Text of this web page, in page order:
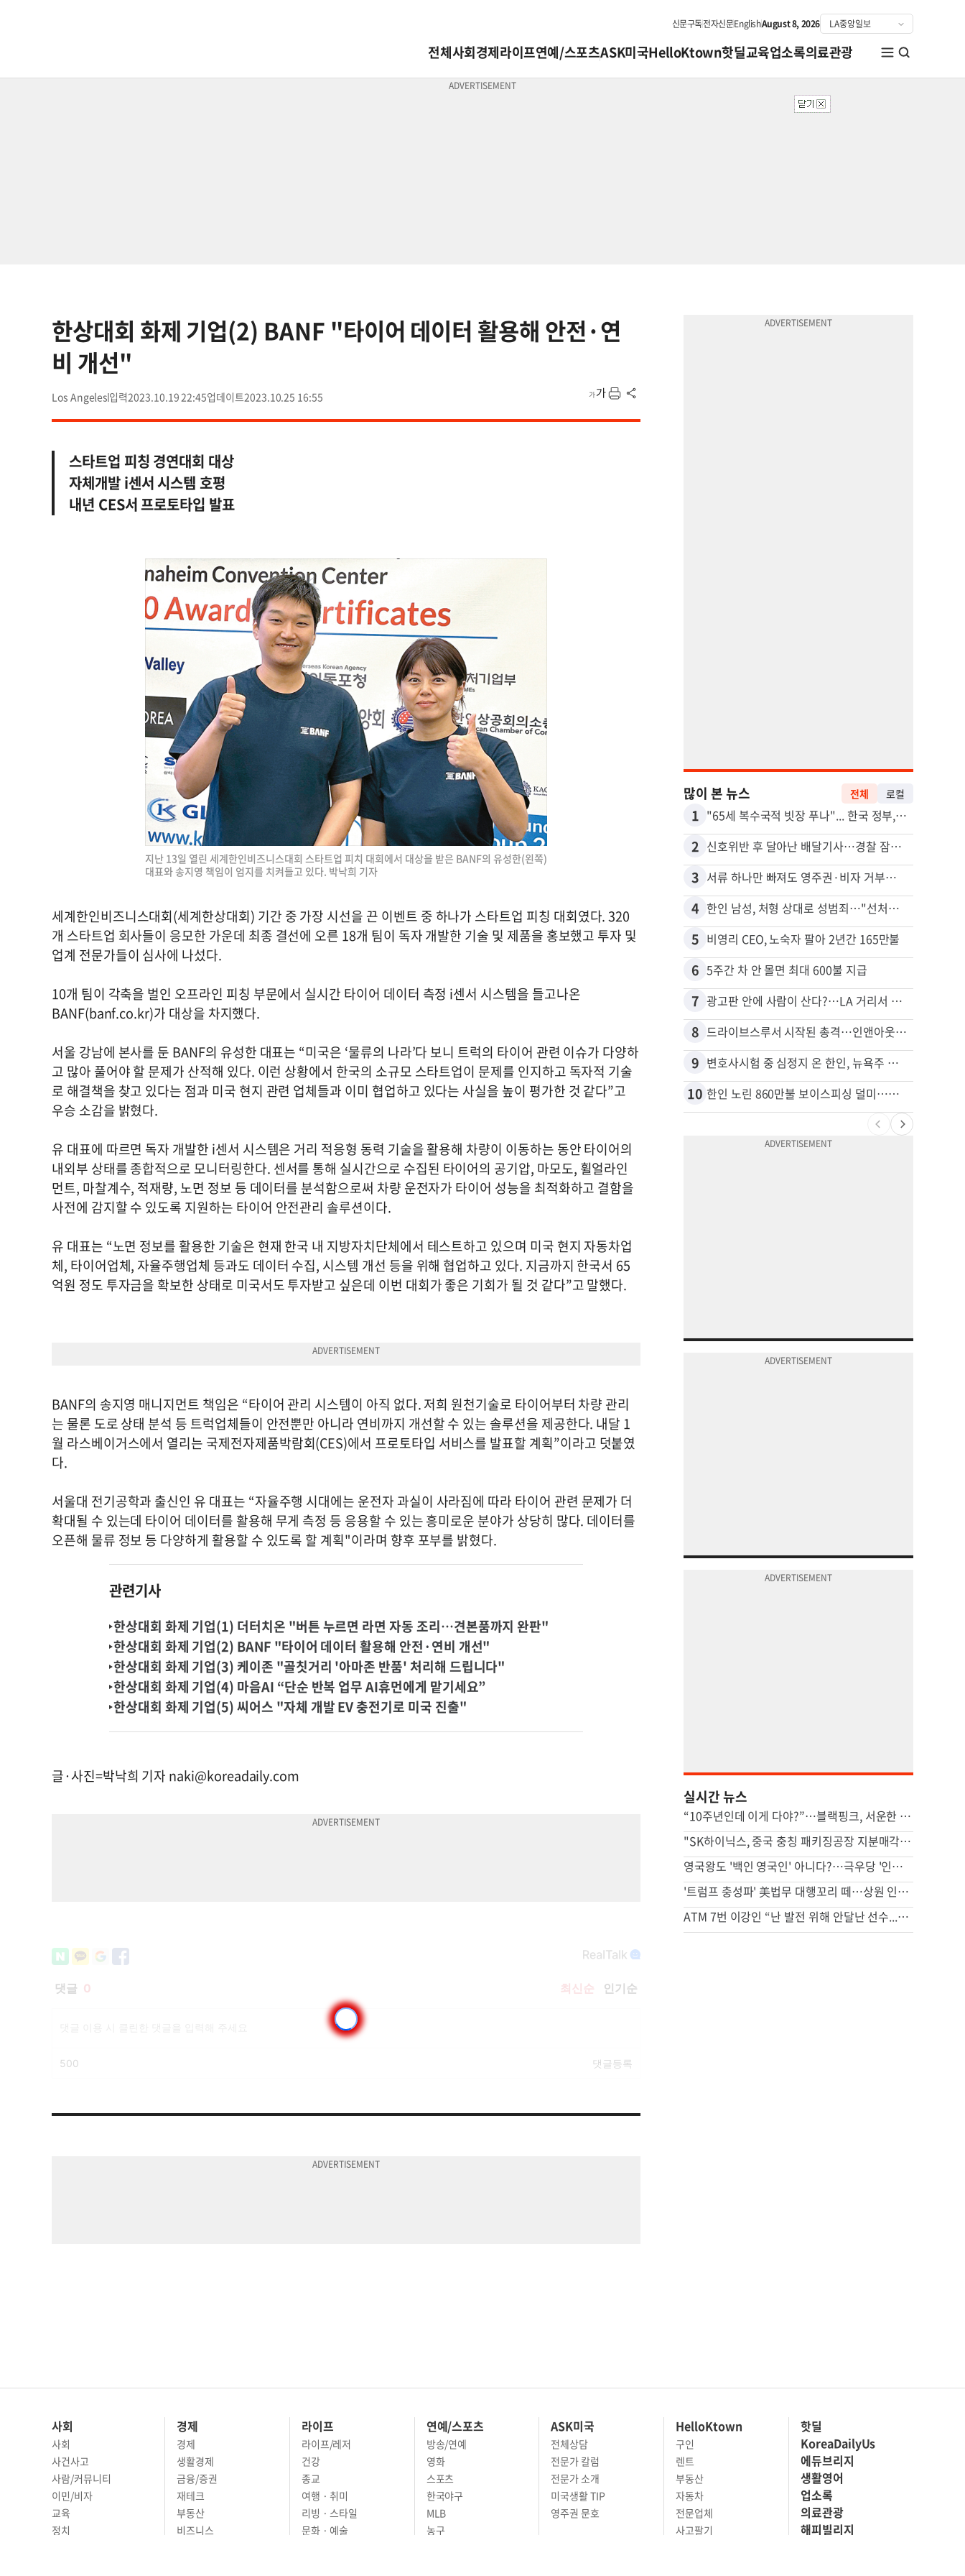
신문구독전자신문EnglishAugust 8, 2026
전체사회경제라이프연예/스포츠ASK미국HelloKtown핫딜교육업소록의료관광
한상대회 화제 기업(2) BANF "타이어 데이터 활용해 안전·연
비 개선"
Los Angeles 2023.10.19 22:45 2023.10.25 16:55
스타트업 피칭 경연대회 대상
자체개발 i센서 시스템 호평
내년 CES서 프로토타입 발표
지난 13일 열린 세계한인비즈니스대회 스타트업 피치 대회에서 대상을 받은 BANF의 유성한(왼쪽)
대표와 송지영 책임이 엄지를 치켜들고 있다. 박낙희 기자
세계한인비즈니스대회(세계한상대회) 기간 중 가장 시선을 끈 이벤트 중 하나가 스타트업 피칭 대회였다. 320
개 스타트업 회사들이 응모한 가운데 최종 결선에 오른 18개 팀이 독자 개발한 기술 및 제품을 홍보했고 투자 및
업계 전문가들이 심사에 나섰다.
10개 팀이 각축을 벌인 오프라인 피칭 부문에서 실시간 타이어 데이터 측정 i센서 시스템을 들고나온
BANF(banf.co.kr)가 대상을 차지했다.
서울 강남에 본사를 둔 BANF의 유성한 대표는 “미국은 ‘물류의 나라’다 보니 트럭의 타이어 관련 이슈가 다양하
고 많아 풀어야 할 문제가 산적해 있다. 이런 상황에서 한국의 소규모 스타트업이 문제를 인지하고 독자적 기술
로 해결책을 찾고 있다는 점과 미국 현지 관련 업체들과 이미 협업하고 있다는 사실을 높이 평가한 것 같다”고
우승 소감을 밝혔다.
유 대표에 따르면 독자 개발한 i센서 시스템은 거리 적응형 동력 기술을 활용해 차량이 이동하는 동안 타이어의
내외부 상태를 종합적으로 모니터링한다. 센서를 통해 실시간으로 수집된 타이어의 공기압, 마모도, 휠얼라인
먼트, 마찰계수, 적재량, 노면 정보 등 데이터를 분석함으로써 차량 운전자가 타이어 성능을 최적화하고 결함을
사전에 감지할 수 있도록 지원하는 타이어 안전관리 솔루션이다.
유 대표는 “노면 정보를 활용한 기술은 현재 한국 내 지방자치단체에서 테스트하고 있으며 미국 현지 자동차업
체, 타이어업체, 자율주행업체 등과도 데이터 수집, 시스템 개선 등을 위해 협업하고 있다. 지금까지 한국서 65
억원 정도 투자금을 확보한 상태로 미국서도 투자받고 싶은데 이번 대회가 좋은 기회가 될 것 같다”고 말했다.
BANF의 송지영 매니지먼트 책임은 “타이어 관리 시스템이 아직 없다. 저희 원천기술로 타이어부터 차량 관리
는 물론 도로 상태 분석 등 트럭업체들이 안전뿐만 아니라 연비까지 개선할 수 있는 솔루션을 제공한다. 내달 1
월 라스베이거스에서 열리는 국제전자제품박람회(CES)에서 프로토타입 서비스를 발표할 계획”이라고 덧붙였
다.
서울대 전기공학과 출신인 유 대표는 “자율주행 시대에는 운전자 과실이 사라짐에 따라 타이어 관련 문제가 더
확대될 수 있는데 타이어 데이터를 활용해 무게 측정 등 응용할 수 있는 흥미로운 분야가 상당히 많다. 데이터를
오픈해 물류 정보 등 다양하게 활용할 수 있도록 할 계획"이라며 향후 포부를 밝혔다.
관련기사
한상대회 화제 기업(1) 더터치온 "버튼 누르면 라면 자동 조리…견본품까지 완판"
한상대회 화제 기업(2) BANF "타이어 데이터 활용해 안전·연비 개선"
한상대회 화제 기업(3) 케이존 "골칫거리 '아마존 반품' 처리해 드립니다"
한상대회 화제 기업(4) 마음AI “단순 반복 업무 AI휴먼에게 맡기세요”
한상대회 화제 기업(5) 씨어스 "자체 개발 EV 충전기로 미국 진출"
글·사진=박낙희 기자 naki@koreadaily.com
많이 본 뉴스 전체 로컬
1 "65세 복수국적 빗장 푸나"... 한국 정부, 연령 완화 전면 추진
2 신호위반 후 달아난 배달기사…경찰 잠복해 잡고보니 ‘반전’
3 서류 하나만 빠져도 영주권·비자 거부…심사관 재량권 대폭 확대
4 한인 남성, 처형 상대로 성범죄…"선처해줬더니 배신자 취급"
5 비영리 CEO, 노숙자 팔아 2년간 165만불
6 5주간 차 안 몰면 최대 600불 지급
7 광고판 안에 사람이 산다?…LA 거리서 화제
8 드라이브스루서 시작된 총격…인앤아웃 참사 영상 공개
9 변호사시험 중 심정지 온 한인, 뉴욕주 제소
10 한인 노린 860만불 보이스피싱 덜미…영사관·한국 검찰 사칭
실시간 뉴스
“10주년인데 이게 다야?”…블랙핑크, 서운한 팬심에 결국 사과
"SK하이닉스, 중국 충칭 패키징공장 지분매각 등 검토"
영국왕도 '백인 영국인' 아니다?…극우당 '인종분류' 논란
'트럼프 충성파' 美법무 대행꼬리 떼…상원 인준 가까스로 가결
ATM 7번 이강인 “난 발전 위해 안달난 선수...120% 보여줄 것”
사회
사회
사건사고
사람/커뮤니티
이민/비자
경제
경제
생활경제
금융/증권
재테크
라이프
라이프/레저
건강
종교
여행 · 취미
연예/스포츠
방송/연예
영화
스포츠
한국야구
ASK미국
전체상담
전문가 칼럼
전문가 소개
HelloKtown
구인
렌트
부동산
자동차
핫딜
KoreaDailyUs
에듀브리지
생활영어
업소록